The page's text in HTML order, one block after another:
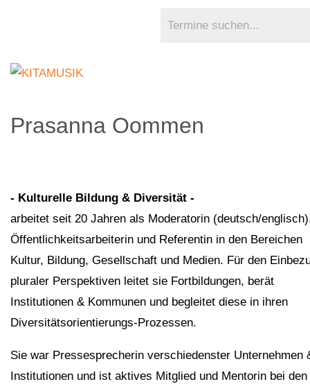
Prasanna Oommen
- Kulturelle Bildung & Diversität -
arbeitet seit 20 Jahren als Moderatorin (deutsch/
Öffentlichkeitsarbeiterin und Referentin in den Bereichen
Kultur, Bildung, Gesellschaft und Medien. Für den
pluraler Perspektiven leitet sie Fortbildungen, berät
Institutionen & Kommunen und begleitet diese in ihren
Diversitätsorientierungs-Prozessen.
Sie war Pressesprecherin verschiedenster Unternehmen
Institutionen und ist aktives Mitglied und Mentorin bei den